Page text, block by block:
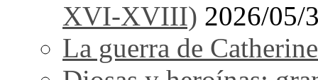
XVI-XVIII) 2026/05/
La guerra de Catherine